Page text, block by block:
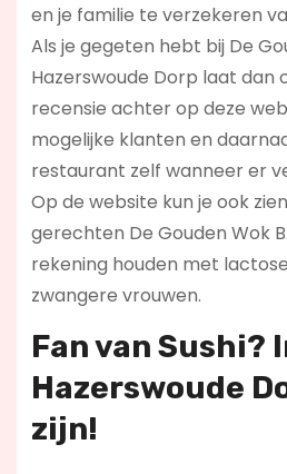
en je familie te verzekeren
Als je gegeten hebt bij De
Hazerswoude Dorp laat dan
recensie achter op deze
mogelijke klanten en
restaurant zelf wanneer er
Op de website kun je ook
gerechten De Gouden Wok
rekening houden met
zwangere vrouwen.
Fan van Sushi?
Hazerswoude
zijn!